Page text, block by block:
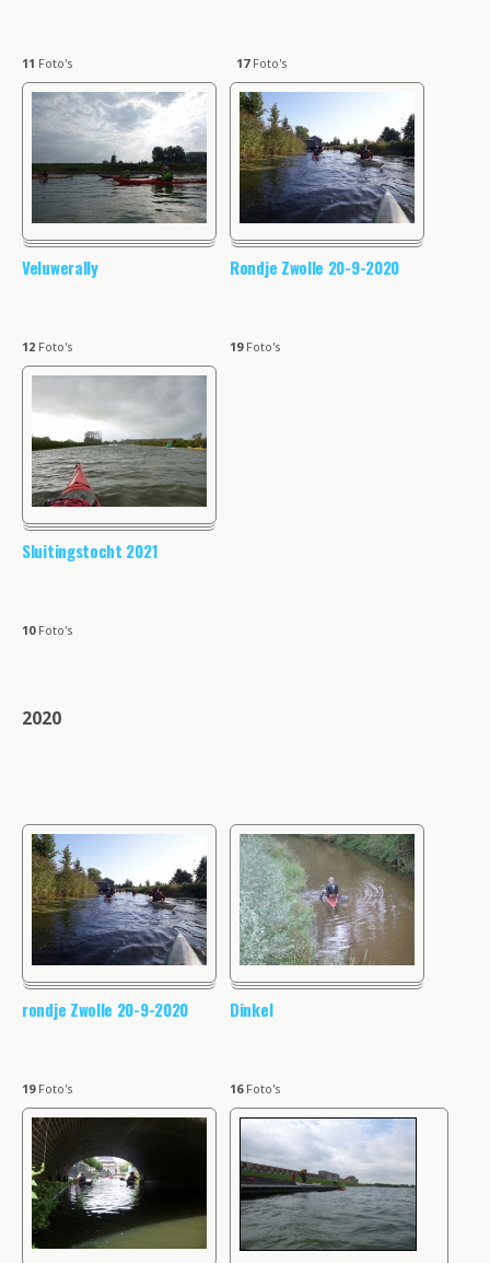
11 Foto's 17Foto's
Veluwerally
12 Foto's
Rondje Zwolle 20-9-2020
19Foto's
Sluitingstocht 2021
10Foto's
2020
rondje Zwolle 20-9-2020
19Foto's
Dinkel
16Foto's